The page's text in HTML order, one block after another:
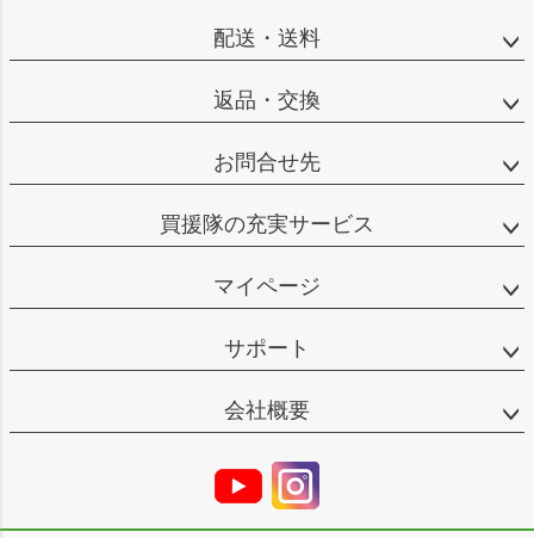
配送・送料
返品・交換
お問合せ先
買援隊の充実サービス
マイページ
サポート
会社概要